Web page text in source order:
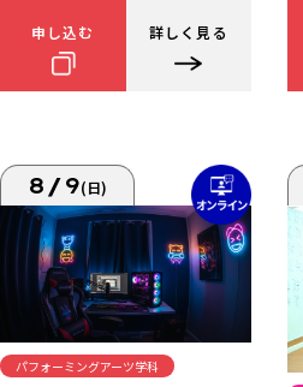
申し込む 詳しく見る
8/9(日)
パフォーミングアーツ学科